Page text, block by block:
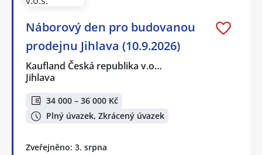
Náborový den pro budovanou
prodejnu Jihlava (10.9.2026)
Kaufland Česká republika v.o…
Jihlava
34 000 – 36 000 Kč
Plný úvazek, Zkrácený úvazek
Zveřejněno: 3. srpna